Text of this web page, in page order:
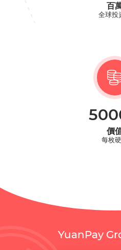
百
全球投
價
每枚
YuanPay